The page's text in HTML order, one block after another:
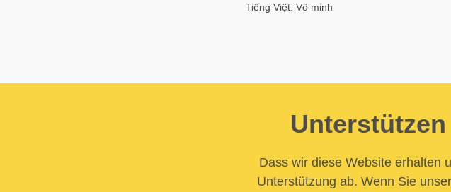
Tiếng Việt: Vô minh
Dass wir diese Website erhalten
Unterstützung ab. Wenn Sie